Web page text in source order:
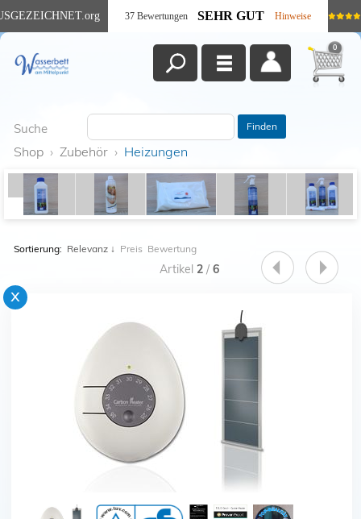
.org 37 Bewertungen SEHR GUT Hinweise
0
Suche Finden
Shop › Zubehör › Heizungen
Sortierung: Relevanz ↓ Preis Bewertung
Artikel 2 / 6
x
Schließen